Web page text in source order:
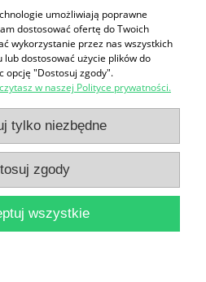
konto
umożliwiają poprawne
dostosować ofertę do Twoich
wykorzystanie przez nas wszystkich
dostosować użycie plików do
opcję "Dostosuj zgody".
w naszej Polityce prywatności.
tylko niezbędne
zgody
wszystkie